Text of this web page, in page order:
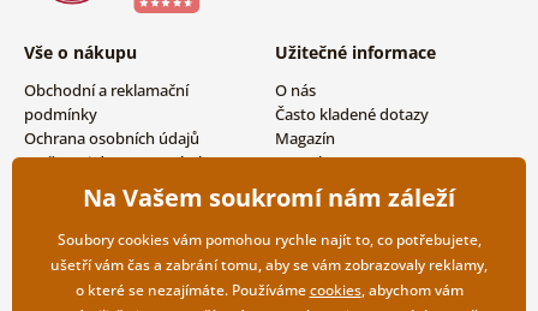
Vše o nákupu
Obchodní a reklamační
podmínky
Ochrana osobních údajů
Možnosti dopravy a platby
Vrácení zboží
Užitečné informace
O nás
Často kladené dotazy
Magazín
Kontakty
Velkoobchodní spolupráce
Na Vašem soukromí nám záleží
Soubory cookies vám pomohou rychle najít to, co potřebujete,
ušetří vám čas a zabrání tomu, aby se vám zobrazovaly reklamy,
o které se nezajímáte. Používámecookies, abychom vám